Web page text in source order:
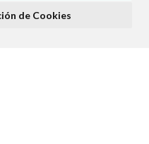
cookies técnicas
de Cookies